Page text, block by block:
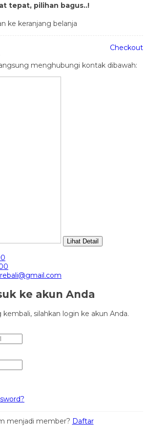
tepat, pilihan bagus..!
ke keranjang belanja
Checkout
menghubungi kontak dibawah:
Lihat Detail
ke akun Anda
silahkan login ke akun Anda.
menjadi member? Daftar